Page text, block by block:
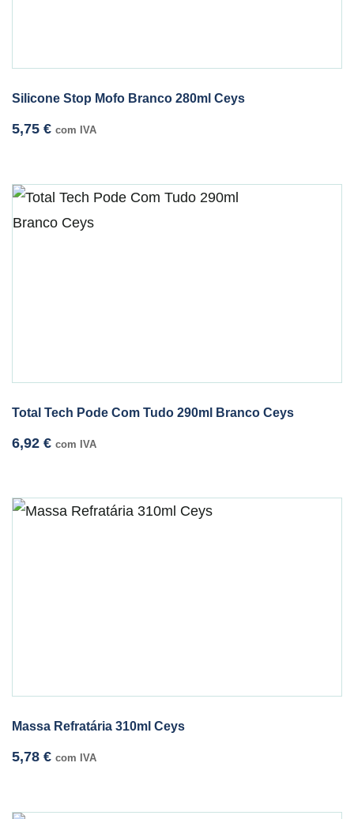
Silicone Stop Mofo Branco 280ml Ceys
5,75 € com IVA
Total Tech Pode Com Tudo 290ml Branco Ceys
6,92 € com IVA
Massa Refratária 310ml Ceys
5,78 € com IVA